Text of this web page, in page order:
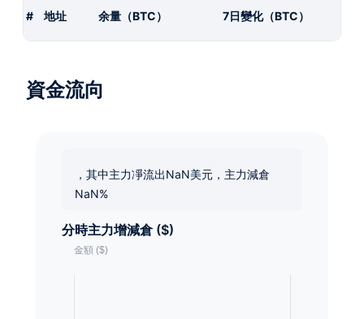
# 地址 余量（BTC） 7日變化（BTC）
資金流向
，其中主力凈流出NaN美元，主力減倉
NaN%
分時主力增減倉 ($)